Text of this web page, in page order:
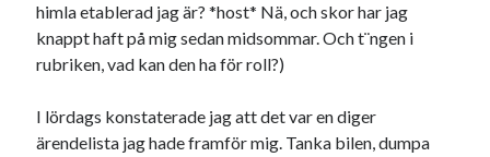
himla etablerad jag är? *host* Nä, och skor har jag
knappt haft på mig sedan midsommar. Och t¨ngen i
rubriken, vad kan den ha för roll?)
I lördags konstaterade jag att det var en diger
ärendelista jag hade framför mig. Tanka bilen, dumpa